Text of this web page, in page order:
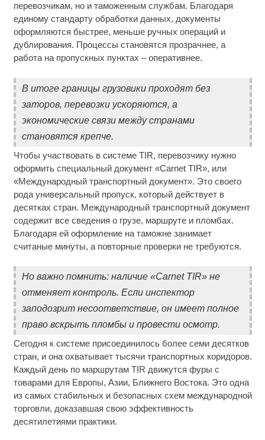
перевозчикам, но и таможенным службам. Благодаря
единому стандарту обработки данных, документы
оформляются быстрее, меньше ручных операций и
дублирования. Процессы становятся прозрачнее, а
работа на пропускных пунктах – оперативнее.
В итоге границы грузовики проходят без
заторов, перевозки ускоряются, а
экономические связи между странами
становятся крепче.
Чтобы участвовать в системе TIR, перевозчику нужно
оформить специальный документ «Carnet TIR», или
«Международный транспортный документ». Это своего
рода универсальный пропуск, который действует в
десятках стран. Международный транспортный документ
содержит все сведения о грузе, маршруте и пломбах.
Благодаря ей оформление на таможне занимает
считаные минуты, а повторные проверки не требуются.
Но важно помнить: наличие «Carnet TIR» не
отменяет контроль. Если инспектор
заподозрит несоответствие, он имеет полное
право вскрыть пломбы и провести осмотр.
Сегодня к системе присоединилось более семи десятков
стран, и она охватывает тысячи транспортных коридоров.
Каждый день по маршрутам TIR движутся фуры с
товарами для Европы, Азии, Ближнего Востока. Это одна
из самых стабильных и безопасных схем международной
торговли, доказавшая свою эффективность
десятилетиями практики.